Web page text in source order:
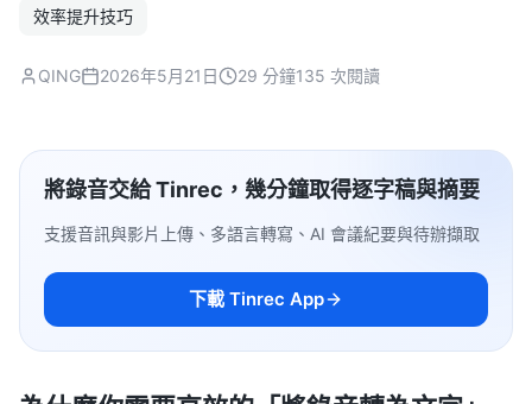
效率提升技巧
QING 2026年5月21日 29 分鐘135 次閱讀
將錄音交給 Tinrec，幾分鐘取得逐字稿與摘要
支援音訊與影片上傳、多語言轉寫、AI 會議紀要與待辦擷取
下載 Tinrec App